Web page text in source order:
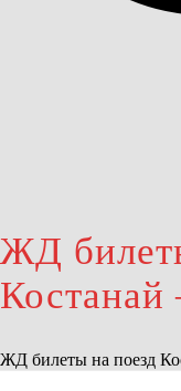
ЖД
ЖД билеты на поезд